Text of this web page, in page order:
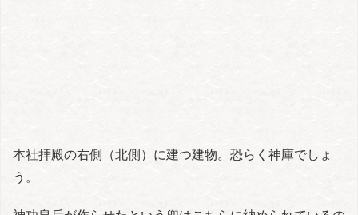
本社拝殿の右側（北側）に建つ建物。恐らく神庫でしょ
う。